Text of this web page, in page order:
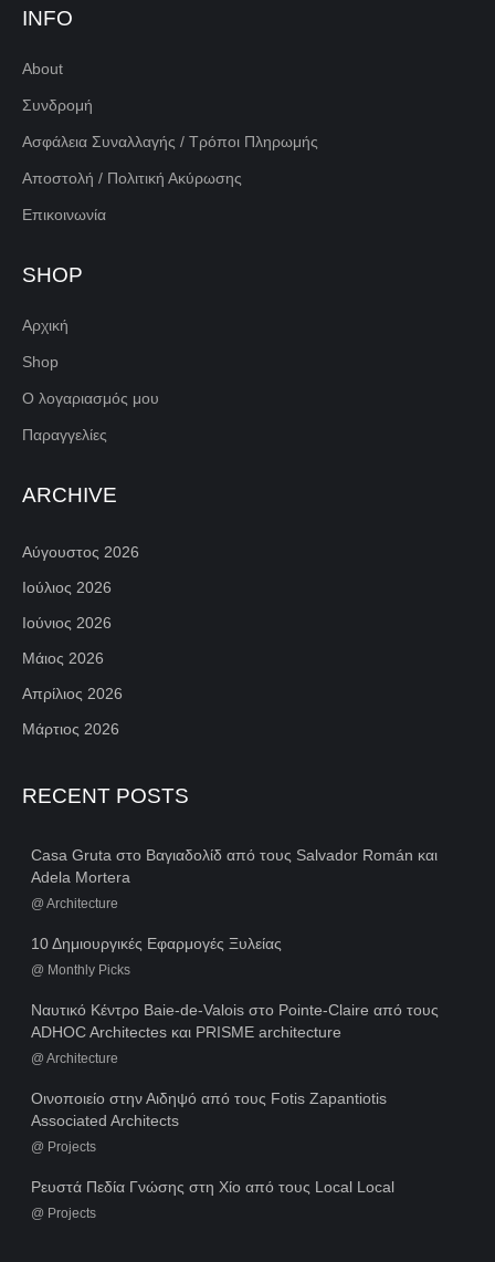
INFO
About
Συνδρομή
Ασφάλεια Συναλλαγής / Τρόποι Πληρωμής
Αποστολή / Πολιτική Ακύρωσης
Επικοινωνία
SHOP
Αρχική
Shop
Ο λογαριασμός μου
Παραγγελίες
ARCHIVE
Αύγουστος 2026
Ιούλιος 2026
Ιούνιος 2026
Μάιος 2026
Απρίλιος 2026
Μάρτιος 2026
RECENT POSTS
Casa Gruta στο Βαγιαδολίδ από τους Salvador Román και
Adela Mortera
@ Architecture
10 Δημιουργικές Εφαρμογές Ξυλείας
@ Monthly Picks
Ναυτικό Κέντρο Baie-de-Valois στο Pointe-Claire από τους
ADHOC Architectes και PRISME architecture
@ Architecture
Οινοποιείο στην Αιδηψό από τους Fotis Zapantiotis
Associated Architects
@ Projects
Ρευστά Πεδία Γνώσης στη Χίο από τους Local Local
@ Projects